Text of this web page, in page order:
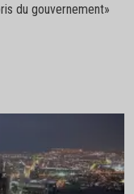
du gouvernement»